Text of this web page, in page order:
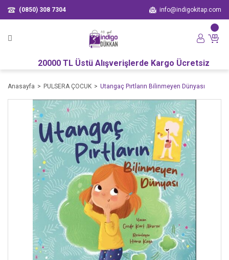
(0850) 308 7304 info@indigokitap.com
20000 TL Üstü Alışverişlerde Kargo Ücretsiz
Anasayfa PULSERA ÇOCUK Utangaç Pırtların Bilinmeyen Dünyası